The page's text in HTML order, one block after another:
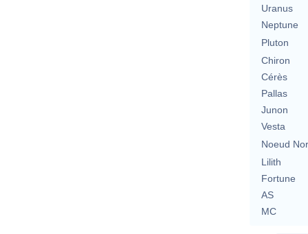
Uranus
Neptune
Pluton
Chiron
Cérès
Pallas
Junon
Vesta
Noeud
Lilith
Fortune
AS
MC